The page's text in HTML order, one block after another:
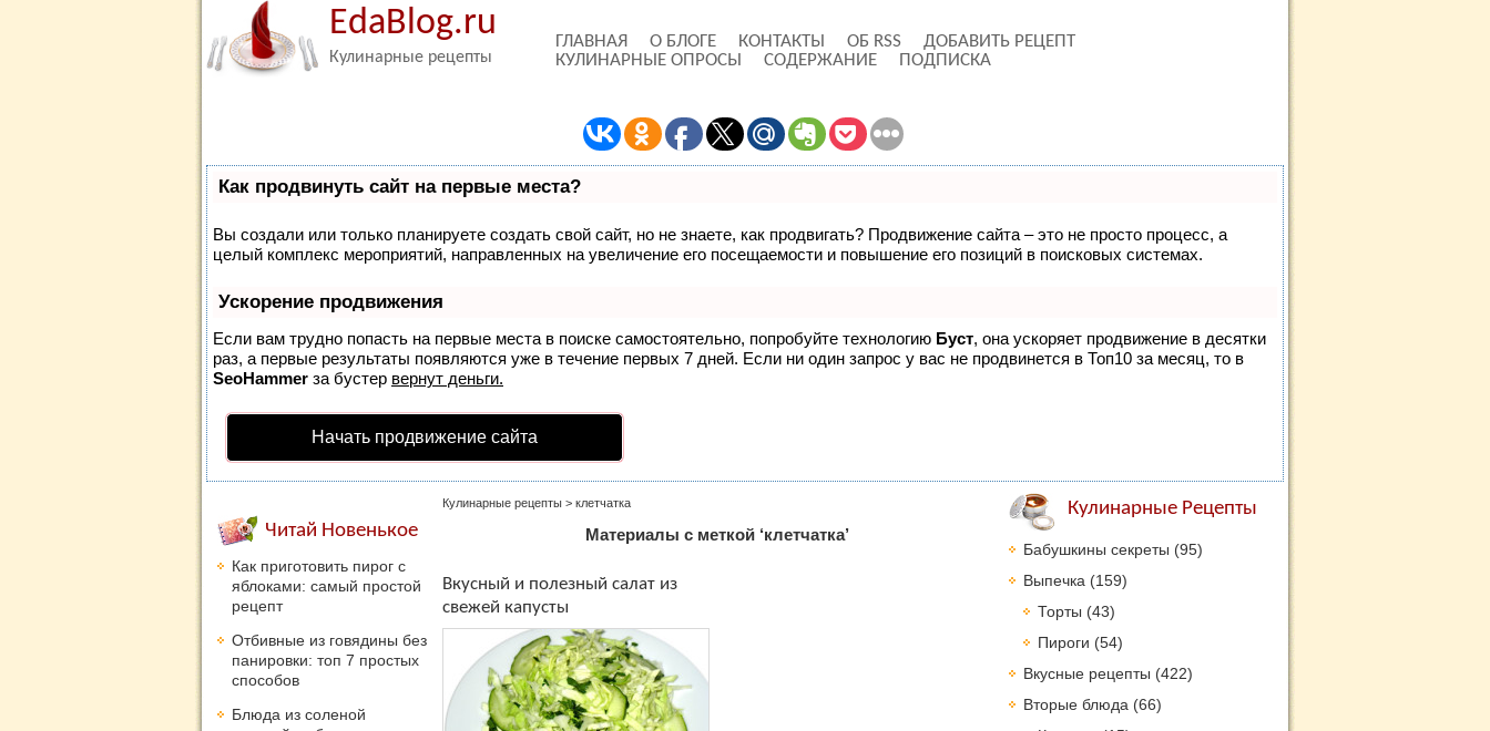
EdaBlog.ru
Кулинарные рецепты
ГЛАВНАЯ О БЛОГЕ КОНТАКТЫ ОБ RSS
ДОБАВИТЬ РЕЦЕПТ
КУЛИНАРНЫЕ ОПРОСЫ
СОДЕРЖАНИЕ ПОДПИСКА
Как продвинуть сайт на первые места?
Вы создали или только планируете создать свой сайт, но не знаете, как продвигать? Продвижение сайта – это не просто процесс, а
целый комплекс мероприятий, направленных на увеличение его посещаемости и повышение его позиций в поисковых системах.
Ускорение продвижения
Если вам трудно попасть на первые места в поиске самостоятельно, попробуйте технологию Буст, она ускоряет продвижение в десятки
раз, а первые результаты появляются уже в течение первых 7 дней. Если ни один запрос у вас не продвинется в Топ10 за месяц, то в
SeoHammer за бустер вернут деньги.
Начать продвижение сайта
Кулинарные рецепты > клетчатка
Материалы с меткой ‘клетчатка’
Вкусный и полезный салат из
свежей капусты
Читай Новенькое
Как приготовить пирог с
яблоками: самый простой
рецепт
Отбивные из говядины без
панировки: топ 7 простых
способов
Блюда из соленой
Кулинарные Рецепты
Бабушкины секреты (95)
Выпечка (159)
Торты (43)
Пироги (54)
Вкусные рецепты (422)
Вторые блюда (66)